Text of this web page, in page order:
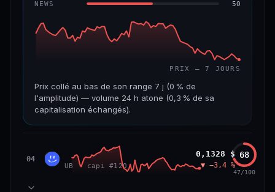
CONFIANCE 66/100
NEWS 50
PRIX — 7 JOURS
Prix collé au bas de son range 7 j (0 % de
l'amplitude) — volume 24 h atone (0,3 % de sa
capitalisation échangés).
VAR. 7 J VAR. 30 J
04 UB Unibase
UB · capi #120
0,1328 $
▼ −3,4 %
68
47/100